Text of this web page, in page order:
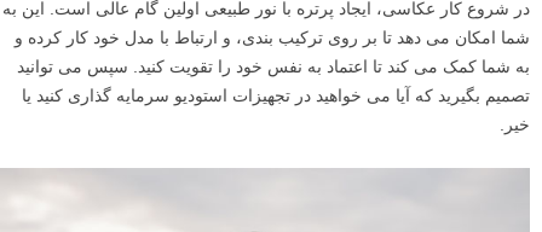
در شروع کار عکاسی، ایجاد پرتره با نور طبیعی اولین گام عالی است. این به
شما امکان می دهد تا بر روی ترکیب بندی، و ارتباط با مدل خود کار کرده و
به شما کمک می کند تا اعتماد به نفس خود را تقویت کنید. سپس می توانید
تصمیم بگیرید که آیا می خواهید در تجهیزات استودیو سرمایه گذاری کنید یا
خیر.